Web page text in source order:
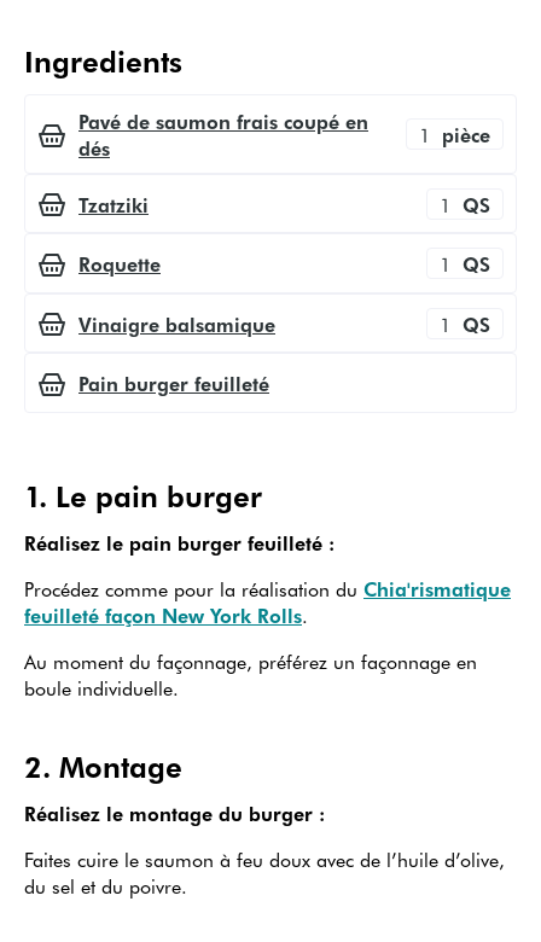
Ingredients
Pavé de saumon frais coupé en
dés
1 pièce
Tzatziki 1 QS
Roquette 1 QS
Vinaigre balsamique 1 QS
Pain burger feuilleté
1. Le pain burger
Réalisez le pain burger feuilleté :
Procédez comme pour la réalisation du Chia'rismatique
feuilleté façon New York Rolls.
Au moment du façonnage, préférez un façonnage en
boule individuelle.
2. Montage
Réalisez le montage du burger :
Faites cuire le saumon à feu doux avec de l’huile d’olive,
du sel et du poivre.